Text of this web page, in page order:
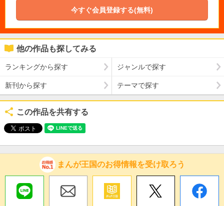
今すぐ会員登録する(無料)
他の作品も探してみる
ランキングから探す ジャンルで探す
新刊から探す テーマで探す
この作品を共有する
まんが王国のお得情報を受け取ろう